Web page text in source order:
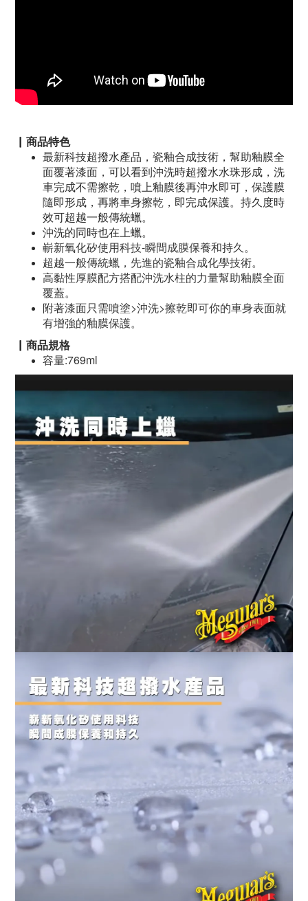
▏商品特色
最新科技超撥水產品，瓷釉合成技術，幫助釉膜全
面覆著漆面，可以看到沖洗時超撥水水珠形成，洗
車完成不需擦乾，噴上釉膜後再沖水即可，保護膜
隨即形成，再將車身擦乾，即完成保護。持久度時
效可超越一般傳統蠟。
沖洗的同時也在上蠟。
嶄新氧化矽使用科技-瞬間成膜保養和持久。
超越一般傳統蠟，先進的瓷釉合成化學技術。
高黏性厚膜配方搭配沖洗水柱的力量幫助釉膜全面
覆蓋。
附著漆面只需噴塗>沖洗>擦乾即可你的車身表面就
有增強的釉膜保護。
▏商品規格
容量:769ml